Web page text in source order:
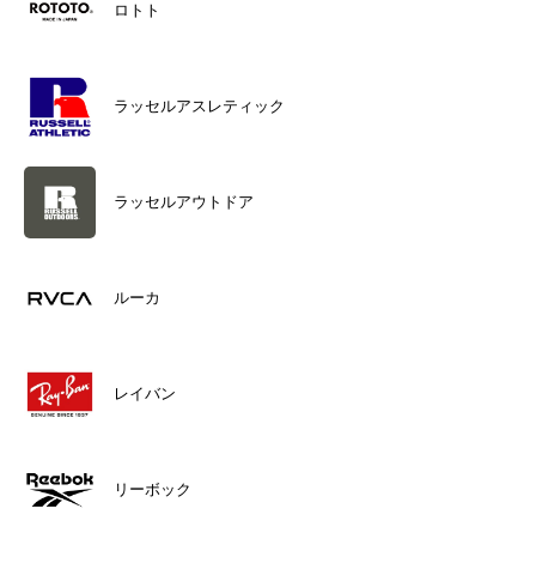
ロトト
ラッセルアスレティック
ラッセルアウトドア
ルーカ
レイバン
リーボック